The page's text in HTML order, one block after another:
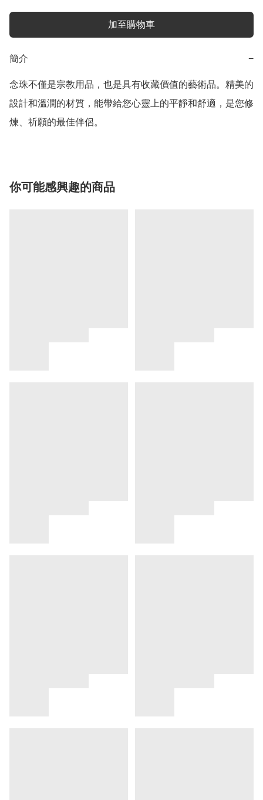
加至購物車
簡介 −
念珠不僅是宗教用品，也是具有收藏價值的藝術品。精美的
設計和溫潤的材質，能帶給您心靈上的平靜和舒適，是您修
你可能感興趣的商品